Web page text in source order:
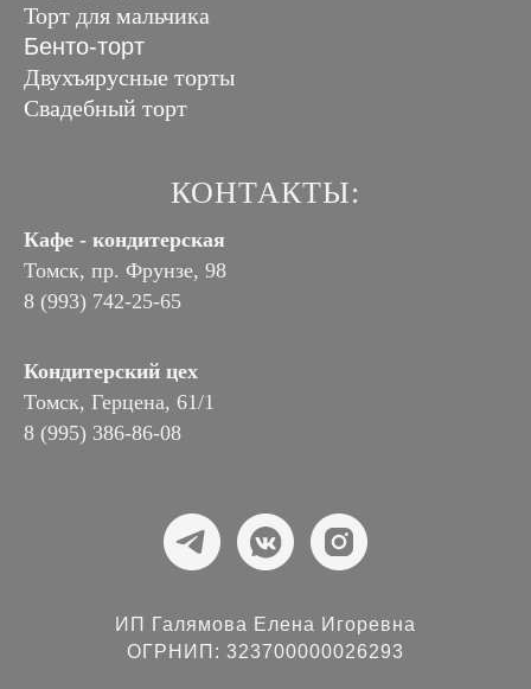
Торт для мальчика
Бенто-торт
Двухъярусные торты
Свадебный торт
КОНТАКТЫ:
Кафе - кондитерская
Томск, пр. Фрунзе, 98
8 (993) 742-25-65
Кондитерский цех
Томск, Герцена, 61/1
8 (995) 386-86-08
ИП Галямова Елена Игоревна
ОГРНИП: 323700000026293